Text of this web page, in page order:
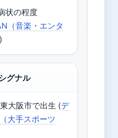
状の程度
（音楽・エンタ
)
グナル
大阪市で出生 (デ
大手スポーツ